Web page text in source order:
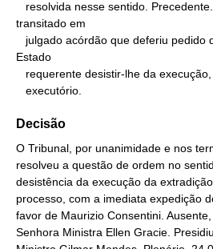
transitado em
Estado
   executório.
Decisão
O Tribunal, por unanimidade e nos
resolveu a questão de ordem no
desistência da execução da
processo, com a imediata expedição
favor de Maurizio Consentini.
Senhora Ministra Ellen Gracie.